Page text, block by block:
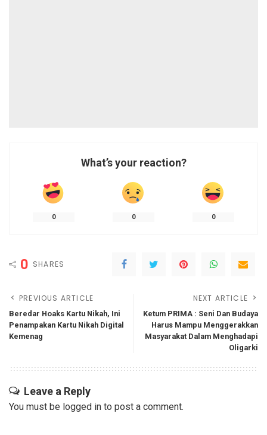
What’s your reaction?
0 0 0
0 SHARES
PREVIOUS ARTICLE
Beredar Hoaks Kartu Nikah, Ini
Penampakan Kartu Nikah Digital
Kemenag
NEXT ARTICLE
Ketum PRIMA : Seni Dan Budaya
Harus Mampu Menggerakkan
Masyarakat Dalam Menghadapi
Oligarki
Leave a Reply
You must be logged in to post a comment.